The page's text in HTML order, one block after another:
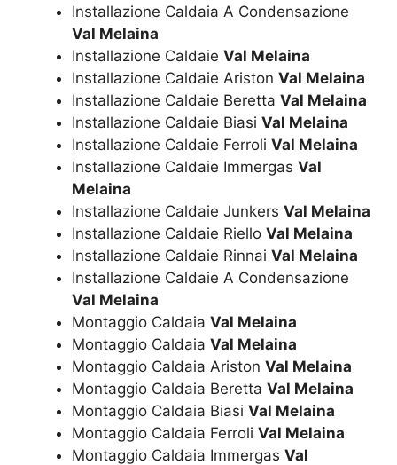
Installazione Caldaia A Condensazione
Val Melaina
Installazione Caldaie Val Melaina
Installazione Caldaie Ariston Val Melaina
Installazione Caldaie Beretta Val Melaina
Installazione Caldaie Biasi Val Melaina
Installazione Caldaie Ferroli Val Melaina
Installazione Caldaie Immergas Val
Melaina
Installazione Caldaie Junkers Val Melaina
Installazione Caldaie Riello Val Melaina
Installazione Caldaie Rinnai Val Melaina
Installazione Caldaie A Condensazione
Val Melaina
Montaggio Caldaia Val Melaina
Montaggio Caldaia Val Melaina
Montaggio Caldaia Ariston Val Melaina
Montaggio Caldaia Beretta Val Melaina
Montaggio Caldaia Biasi Val Melaina
Montaggio Caldaia Ferroli Val Melaina
Montaggio Caldaia Immergas Val